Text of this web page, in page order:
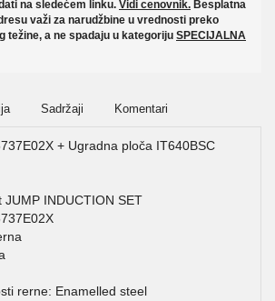
na sledećem linku. Vidi cenovnik. Besplatna
važi za narudžbine u vrednosti preko
težine, a ne spadaju u kategoriju SPECIJALNA
Sadržaji Komentari
+ Ugradna ploča IT640BSC
INDUCTION SET
rerne: Enamelled steel